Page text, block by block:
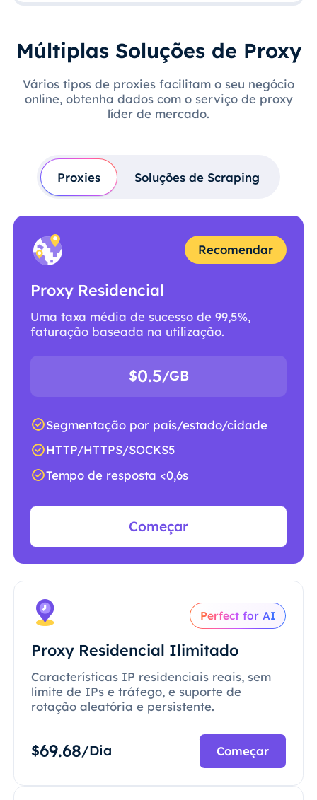
Múltiplas Soluções de Proxy
Vários tipos de proxies facilitam o seu negócio
online, obtenha dados com o serviço de proxy
líder de mercado.
Proxies Soluções de Scraping
Recomendar
Proxy Residencial
Uma taxa média de sucesso de 99,5%,
faturação baseada na utilização.
$0.5/GB
Segmentação por país/estado/cidade
HTTP/HTTPS/SOCKS5
Tempo de resposta <0,6s
Começar
Perfect for AI
Proxy Residencial Ilimitado
Características IP residenciais reais, sem
limite de IPs e tráfego, e suporte de
rotação aleatória e persistente.
$69.68/Dia Começar